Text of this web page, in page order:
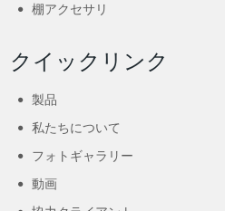
棚アクセサリ
クイックリンク
製品
私たちについて
フォトギャラリー
動画